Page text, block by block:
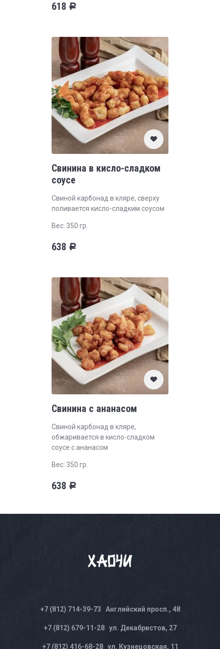
618 Р
Свинина в кисло-сладком
соусе
Свиной карбонад в кляре, сверху
поливается кисло-сладким соусом
Вес: 350 гр.
638 Р
Свинина с ананасом
Свиной карбонад в кляре,
обжаривается в кисло-сладком
соусе с ананасом
Вес: 350 гр.
638 Р
+7 (812) 714-39-73 Английский просп., 48
+7 (812) 679-11-28 ул. Декабристов, 27
+7 (812) 416-68-28 ул. Кузнецовская, 11